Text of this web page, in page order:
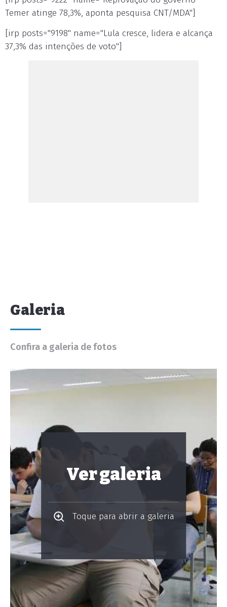
Temer atinge 78,3%, aponta pesquisa CNT/MDA"]
[irp posts="9198" name="Lula cresce, lidera e alcança
37,3% das intenções de voto"]
Galeria
Confira a galeria de fotos
Ver galeria
Toque para abrir a galeria